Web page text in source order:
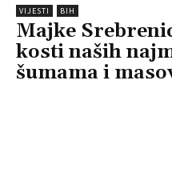
VIJESTI BIH
Majke
kosti naših
šumama i